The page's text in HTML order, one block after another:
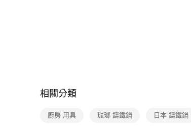
相關分類
廚房 用具 琺瑯 鑄鐵鍋 日本 鑄鐵鍋